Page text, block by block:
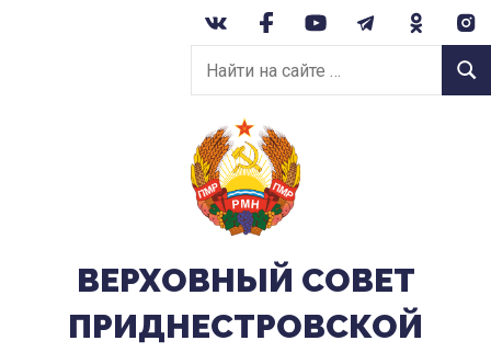
Найти
на
сайте:
ВЕРХОВНЫЙ CОВЕТ
ПРИДНЕСТРОВСКОЙ